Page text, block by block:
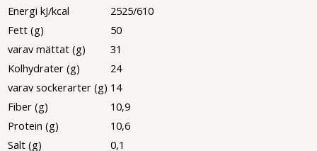
Energi kJ/kcal
2525/610
Fett (g)
50
varav mättat (g)
31
Kolhydrater (g)
24
varav sockerarter (g) 14
Fiber (g)
10,9
Protein (g)
10,6
Salt (g)
0,1